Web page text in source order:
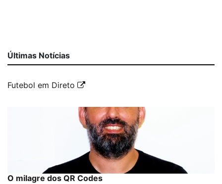
Últimas Notícias
Futebol em Direto
O milagre dos QR Codes